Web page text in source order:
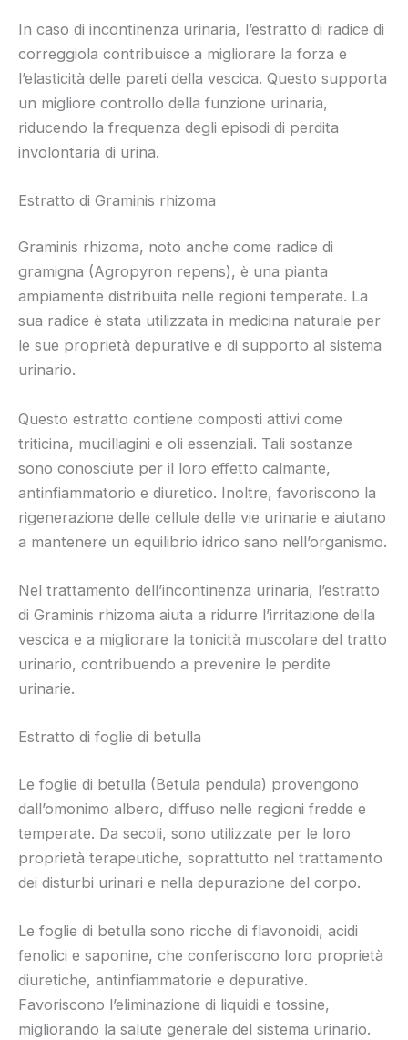
In caso di incontinenza urinaria, l’estratto di radice di
correggiola contribuisce a migliorare la forza e
l’elasticità delle pareti della vescica. Questo supporta
un migliore controllo della funzione urinaria,
riducendo la frequenza degli episodi di perdita
involontaria di urina.
Estratto di Graminis rhizoma
Graminis rhizoma, noto anche come radice di
gramigna (Agropyron repens), è una pianta
ampiamente distribuita nelle regioni temperate. La
sua radice è stata utilizzata in medicina naturale per
le sue proprietà depurative e di supporto al sistema
urinario.
Questo estratto contiene composti attivi come
triticina, mucillagini e oli essenziali. Tali sostanze
sono conosciute per il loro effetto calmante,
antinfiammatorio e diuretico. Inoltre, favoriscono la
rigenerazione delle cellule delle vie urinarie e aiutano
a mantenere un equilibrio idrico sano nell’organismo.
Nel trattamento dell’incontinenza urinaria, l’estratto
di Graminis rhizoma aiuta a ridurre l’irritazione della
vescica e a migliorare la tonicità muscolare del tratto
urinario, contribuendo a prevenire le perdite
urinarie.
Estratto di foglie di betulla
Le foglie di betulla (Betula pendula) provengono
dall’omonimo albero, diffuso nelle regioni fredde e
temperate. Da secoli, sono utilizzate per le loro
proprietà terapeutiche, soprattutto nel trattamento
dei disturbi urinari e nella depurazione del corpo.
Le foglie di betulla sono ricche di flavonoidi, acidi
fenolici e saponine, che conferiscono loro proprietà
diuretiche, antinfiammatorie e depurative.
Favoriscono l’eliminazione di liquidi e tossine,
migliorando la salute generale del sistema urinario.